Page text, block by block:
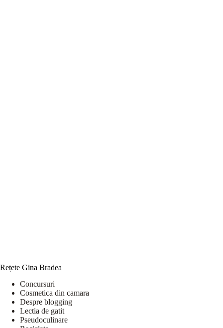
Rețete Gina Bradea
Concursuri
Cosmetica din camara
Despre blogging
Lectia de gatit
Pseudoculinare